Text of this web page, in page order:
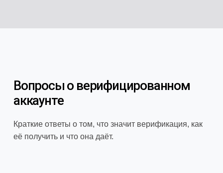
Вопросы о верифицированном
аккаунте
Краткие ответы о том, что значит верификация, как
её получить и что она даёт.